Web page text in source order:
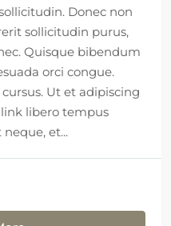
Donec non
sollicitudin purus,
Quisque bibendum
orci congue.
Ut et adipiscing
libero tempus
et...